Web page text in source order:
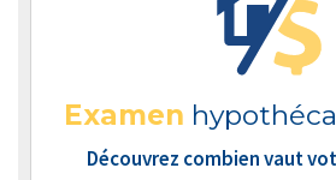
Examen
Découvrez combien vaut